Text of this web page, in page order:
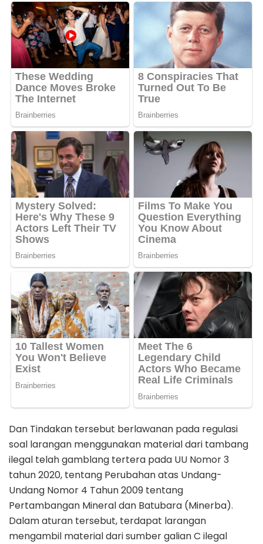
Dan Tindakan tersebut berlawanan pada regulasi
soal larangan menggunakan material dari tambang
ilegal telah gamblang tertera pada UU Nomor 3
tahun 2020, tentang Perubahan atas Undang-
Undang Nomor 4 Tahun 2009 tentang
Pertambangan Mineral dan Batubara (Minerba).
Dalam aturan tersebut, terdapat larangan
mengambil material dari sumber galian C ilegal